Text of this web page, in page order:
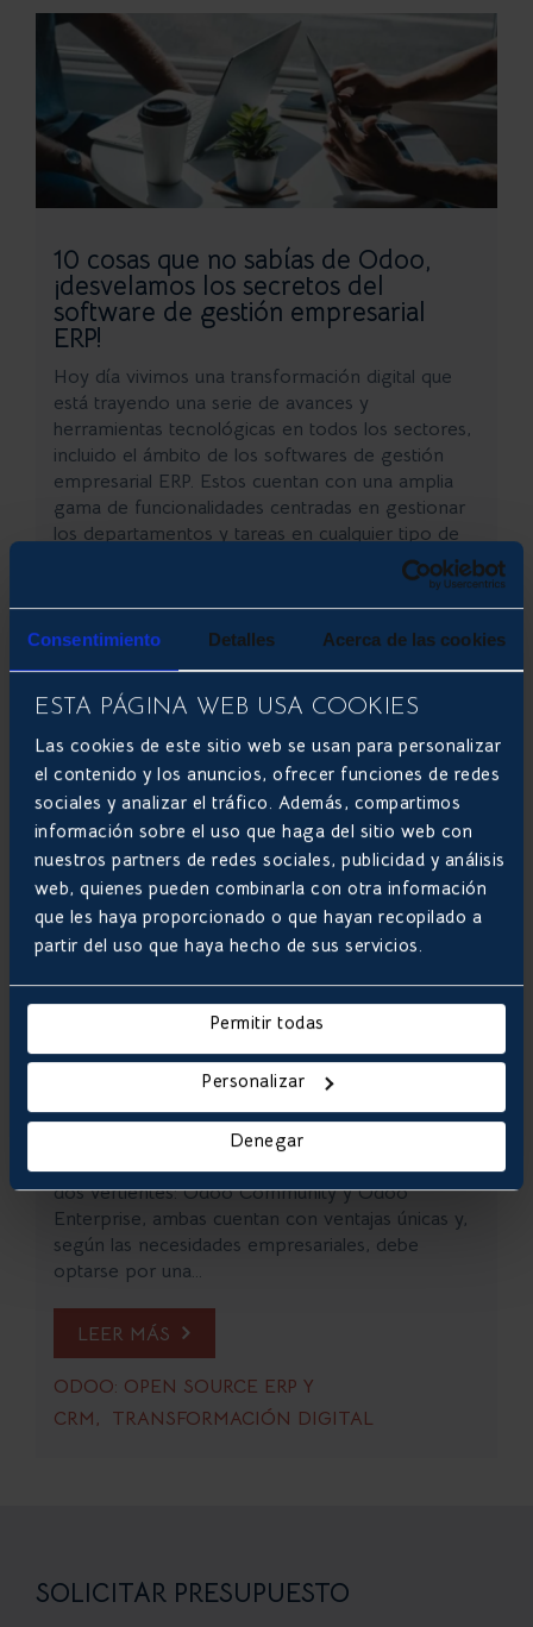
Consentimiento Detalles Acerca de las cookies
ESTA PÁGINA WEB USA COOKIES
Las cookies de este sitio web se usan para personalizar
el contenido y los anuncios, ofrecer funciones de redes
sociales y analizar el tráfico. Además, compartimos
información sobre el uso que haga del sitio web con
nuestros partners de redes sociales, publicidad y análisis
web, quienes pueden combinarla con otra información
que les haya proporcionado o que hayan recopilado a
partir del uso que haya hecho de sus servicios.
Permitir todas
Personalizar
Denegar
10 cosas que no sabías de Odoo,
¡desvelamos los secretos del
software de gestión empresarial
ERP!
Hoy día vivimos una transformación digital que
está trayendo una serie de avances y
herramientas tecnológicas en todos los sectores,
incluido el ámbito de los softwares de gestión
empresarial ERP. Estos cuentan con una amplia
gama de funcionalidades centradas en gestionar
los departamentos y tareas en cualquier tipo de
ODOO: OPEN SOURCE ERP Y CRM
Odoo Community vs Odoo
Enterprise; repasamos las
diferencias de ambas soluciones
El sistema Odoo parece no tener límites; gracias
a su estructura flexible, este software de gestión
empresarial puede ser aprovechado de infinitas
maneras. Siendo así, la herramienta dispone de
dos vertientes: Odoo Community y Odoo
Enterprise, ambas cuentan con ventajas únicas y,
según las necesidades empresariales, debe
optarse por una...
LEER MÁS
ODOO: OPEN SOURCE ERP Y
CRM
TRANSFORMACIÓN DIGITAL
SOLICITAR PRESUPUESTO